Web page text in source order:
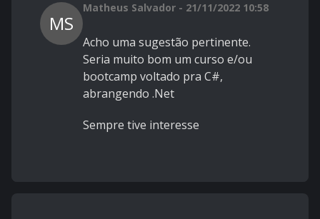
MS
Matheus Salvador - 21/11/2022 10:58
Acho uma sugestão pertinente.
Seria muito bom um curso e/ou
bootcamp voltado pra C#,
abrangendo .Net
Sempre tive interesse